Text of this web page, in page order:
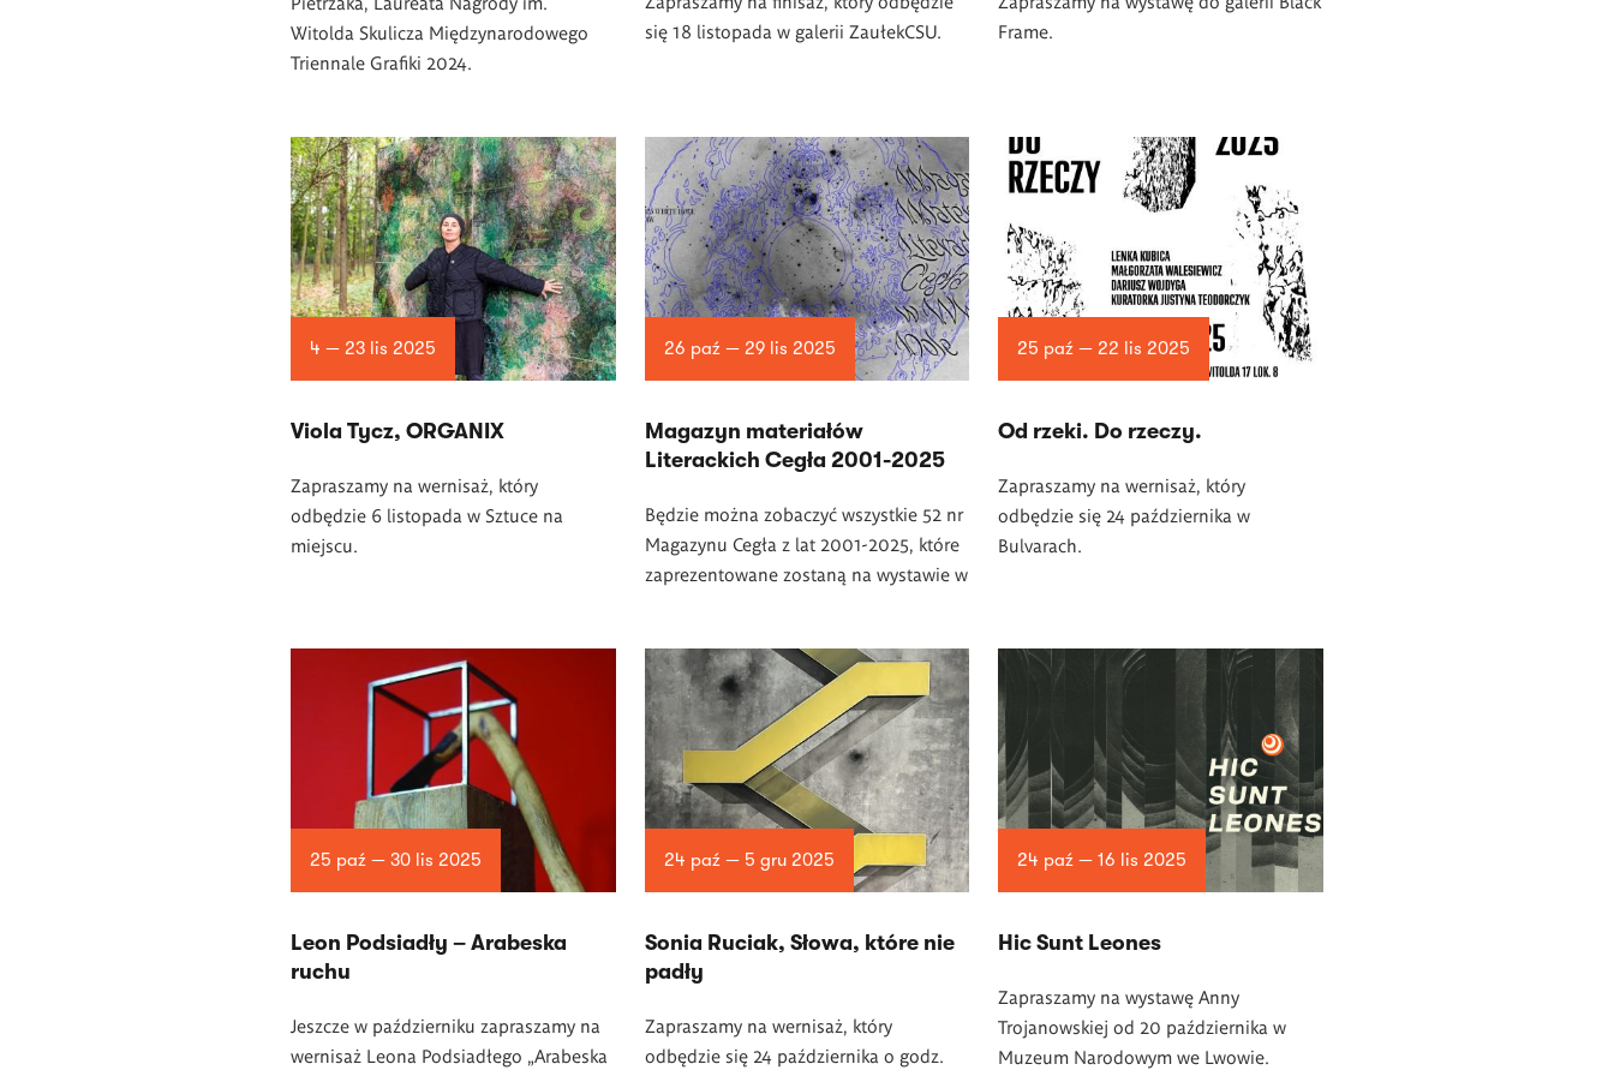
Witolda Skulicza Międzynarodowego
Triennale Grafiki 2024.
się 18 listopada w galerii ZaułekCSU.
Frame.
4 — 23 lis 2025
Viola Tycz, ORGANIX
Zapraszamy na wernisaż, który
odbędzie 6 listopada w Sztuce na
miejscu.
26 paź — 29 lis 2025
Magazyn materiałów
Literackich Cegła 2001-2025
Będzie można zobaczyć wszystkie 52 nr
Magazynu Cegła z lat 2001-2025, które
zaprezentowane zostaną na wystawie w
25 paź — 22 lis 2025
Od rzeki. Do rzeczy.
Zapraszamy na wernisaż, który
odbędzie się 24 października w
Bulvarach.
25 paź — 30 lis 2025
Leon Podsiadły – Arabeska
ruchu
Jeszcze w październiku zapraszamy na
wernisaż Leona Podsiadłego „Arabeska
24 paź — 5 gru 2025
Sonia Ruciak, Słowa, które nie
padły
Zapraszamy na wernisaż, który
odbędzie się 24 października o godz.
24 paź — 16 lis 2025
Hic Sunt Leones
Zapraszamy na wystawę Anny
Trojanowskiej od 20 października w
Muzeum Narodowym we Lwowie.